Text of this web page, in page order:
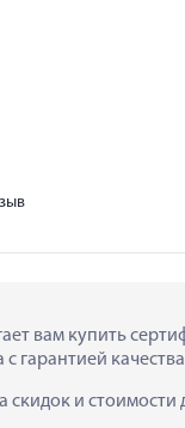
вам купить
гарантией
скидок и стоимости